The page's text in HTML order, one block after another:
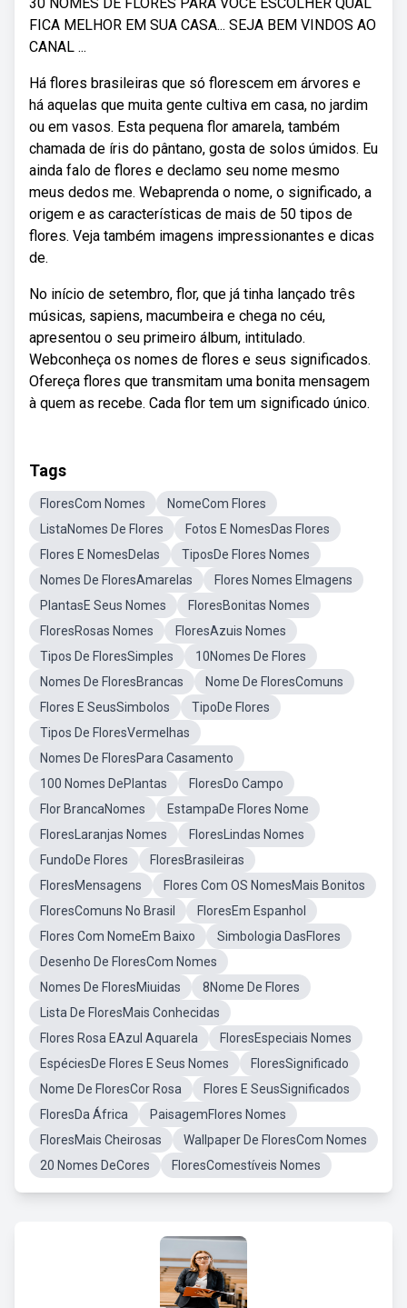
FICA MELHOR EM SUA CASA... SEJA BEM VINDOS AO
CANAL ...
Há flores brasileiras que só florescem em árvores e
há aquelas que muita gente cultiva em casa, no jardim
ou em vasos. Esta pequena flor amarela, também
chamada de íris do pântano, gosta de solos úmidos. Eu
ainda falo de flores e declamo seu nome mesmo
meus dedos me. Webaprenda o nome, o significado, a
origem e as características de mais de 50 tipos de
flores. Veja também imagens impressionantes e dicas
de.
No início de setembro, flor, que já tinha lançado três
músicas, sapiens, macumbeira e chega no céu,
apresentou o seu primeiro álbum, intitulado.
Webconheça os nomes de flores e seus significados.
Ofereça flores que transmitam uma bonita mensagem
à quem as recebe. Cada flor tem um significado único.
Tags
FloresCom Nomes
NomeCom Flores
ListaNomes De Flores
Fotos E NomesDas Flores
Flores E NomesDelas
TiposDe Flores Nomes
Nomes De FloresAmarelas
Flores Nomes EImagens
PlantasE Seus Nomes
FloresBonitas Nomes
FloresRosas Nomes
FloresAzuis Nomes
Tipos De FloresSimples
10Nomes De Flores
Nomes De FloresBrancas
Nome De FloresComuns
Flores E SeusSimbolos
TipoDe Flores
Tipos De FloresVermelhas
Nomes De FloresPara Casamento
100 Nomes DePlantas
FloresDo Campo
Flor BrancaNomes
EstampaDe Flores Nome
FloresLaranjas Nomes
FloresLindas Nomes
FundoDe Flores
FloresBrasileiras
FloresMensagens
Flores Com OS NomesMais Bonitos
FloresComuns No Brasil
FloresEm Espanhol
Flores Com NomeEm Baixo
Simbologia DasFlores
Desenho De FloresCom Nomes
Nomes De FloresMiuidas
8Nome De Flores
Lista De FloresMais Conhecidas
Flores Rosa EAzul Aquarela
FloresEspeciais Nomes
EspéciesDe Flores E Seus Nomes
FloresSignificado
Nome De FloresCor Rosa
Flores E SeusSignificados
FloresDa África
PaisagemFlores Nomes
FloresMais Cheirosas
Wallpaper De FloresCom Nomes
20 Nomes DeCores
FloresComestíveis Nomes